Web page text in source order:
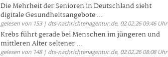
Die Mehrheit der Senioren in Deutschland sieht
digitale Gesundheitsangebote ...
gelesen von 153 | dts-nachrichtenagentur.de, 02.02.26 09:46 Uhr
Krebs führt gerade bei Menschen im jüngeren und
mittleren Alter seltener ...
gelesen von 148 | dts-nachrichtenagentur.de, 02.02.26 08:08 Uhr